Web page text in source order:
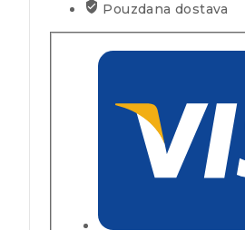
Pouzdana dostava